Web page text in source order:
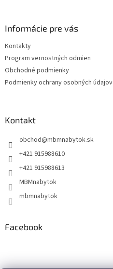
Informácie pre vás
Kontakty
Program vernostných odmien
Obchodné podmienky
Podmienky ochrany osobných údajov
Kontakt
obchod@mbmnabytok.sk
+421 915988610
+421 915988613
MBMnabytok
mbmnabytok
Facebook